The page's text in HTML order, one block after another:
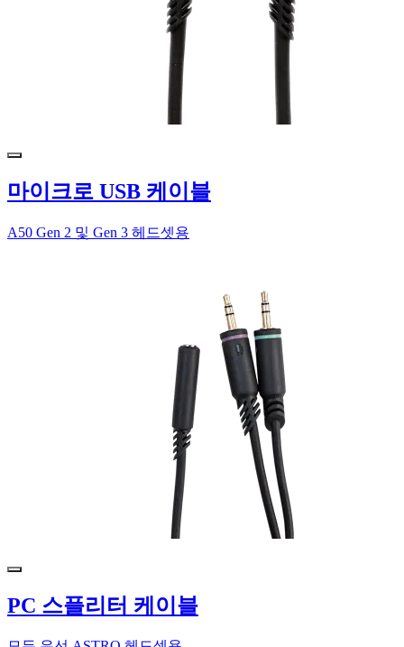
마이크로 USB 케이블
A50 Gen 2 및 Gen 3 헤드셋용
PC 스플리터 케이블